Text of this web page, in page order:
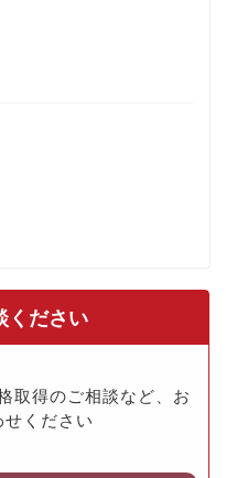
ください
取得のご相談など、お
ください